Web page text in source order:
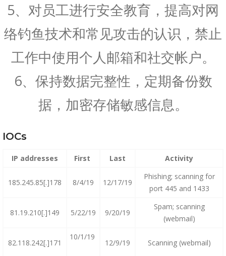
5、对员工进行安全教育，提高对网
络钓鱼技术和常见攻击的认识，禁止
工作中使用个人邮箱和社交帐户。
6、保持数据完整性，定期备份数
据，加密存储敏感信息。
IOCs
IP addresses First Last Activity
185.245.85[.]178 8/4/19 12/17/19
Phishing; scanning for
port 445 and 1433
81.19.210[.]149 5/22/19 9/20/19
Spam; scanning
(webmail)
82.118.242[.]171
10/1/19
12/9/19 Scanning (webmail)